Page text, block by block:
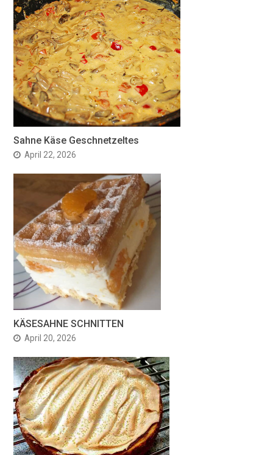
Sahne Käse Geschnetzeltes
April 22, 2026
KÄSESAHNE SCHNITTEN
April 20, 2026